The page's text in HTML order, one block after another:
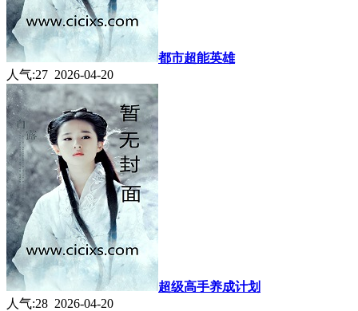
都市超能英雄
人气:27 2026-04-20
超级高手养成计划
人气:28 2026-04-20